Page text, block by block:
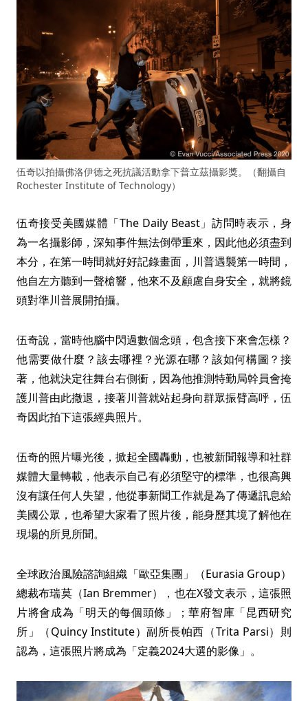
伍奇以拍攝佛洛伊德之死抗議活動拿下普立茲攝影獎。（翻攝自
Rochester Institute of Technology）
伍奇接受美國媒體「The Daily Beast」訪問時表示，身
為一名攝影師，深知事件無法倒帶重來，因此他必須盡到
本分，在第一時間就好好記錄畫面，川普遇襲第一時間，
他自左方聽到一聲槍響，他來不及顧慮自身安全，就將鏡
頭對準川普展開拍攝。
伍奇說，當時他腦中閃過數個念頭，包含接下來會怎樣？
他需要做什麼？該去哪裡？光源在哪？該如何構圖？接
著，他就決定往舞台右側衝，因為他推測特勤局幹員會掩
護川普由此撤退，接著川普就站起身向群眾振臂高呼，伍
奇因此拍下這張經典照片。
伍奇的照片曝光後，掀起全國轟動，也被新聞報導和社群
媒體大量轉載，他表示自己有必須堅守的標準，也很高興
沒有讓任何人失望，他從事新聞工作就是為了傳遞訊息給
美國公眾，也希望大家看了照片後，能身歷其境了解他在
現場的所見所聞。
全球政治風險諮詢組織「歐亞集團」（Eurasia Group）
總裁布瑞莫（Ian Bremmer），也在X發文表示，這張照
片將會成為「明天的每個頭條」；華府智庫「昆西研究
所」（Quincy Institute）副所長帕西（Trita Parsi）則
認為，這張照片將成為「定義2024大選的影像」。